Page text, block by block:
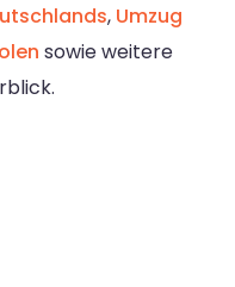
, Umzug
sowie weitere